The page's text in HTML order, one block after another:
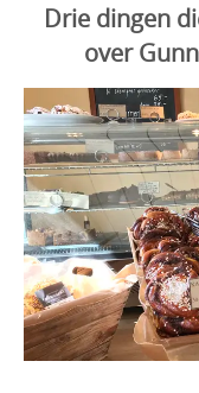
Drie dingen
over